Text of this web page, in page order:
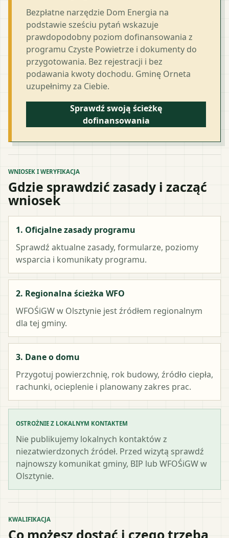
Bezpłatne narzędzie Dom Energia na
podstawie sześciu pytań wskazuje
prawdopodobny poziom dofinansowania z
programu Czyste Powietrze i dokumenty do
przygotowania. Bez rejestracji i bez
podawania kwoty dochodu. Gminę Orneta
uzupełnimy za Ciebie.
Sprawdź swoją ścieżkę
dofinansowania
WNIOSEK I WERYFIKACJA
Gdzie sprawdzić zasady i zacząć
wniosek
1. Oficjalne zasady programu
Sprawdź aktualne zasady, formularze, poziomy
wsparcia i komunikaty programu.
2. Regionalna ścieżka WFO
WFOŚiGW w Olsztynie jest źródłem regionalnym
dla tej gminy.
3. Dane o domu
Przygotuj powierzchnię, rok budowy, źródło ciepła,
rachunki, ocieplenie i planowany zakres prac.
OSTROŻNIE Z LOKALNYM KONTAKTEM
Nie publikujemy lokalnych kontaktów z
niezatwierdzonych źródeł. Przed wizytą sprawdź
najnowszy komunikat gminy, BIP lub WFOŚiGW w
Olsztynie.
KWALIFIKACJA
Co możesz dostać i czego trzeba